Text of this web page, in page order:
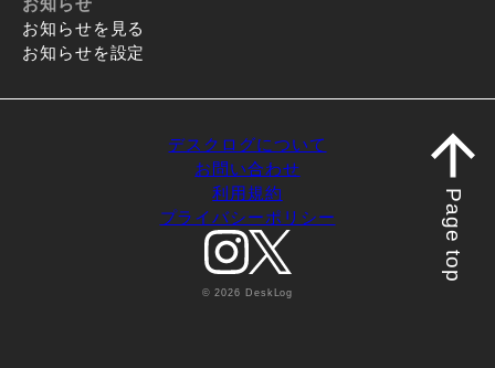
お知らせを見る
お知らせを設定
デスクログについて
お問い合わせ
利用規約
プライバシーポリシー
© 2026 DeskLog
Page top